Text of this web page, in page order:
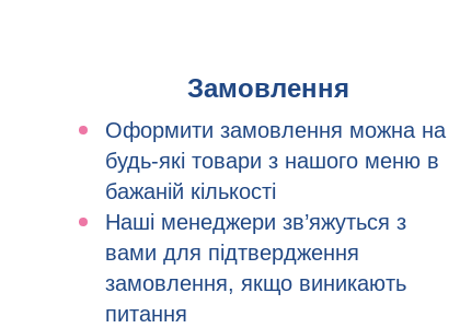
Замовлення
Оформити замовлення можна на
будь-які товари з нашого меню в
бажаній кількості
Наші менеджери зв’яжуться з
вами для підтвердження
замовлення, якщо виникають
питання